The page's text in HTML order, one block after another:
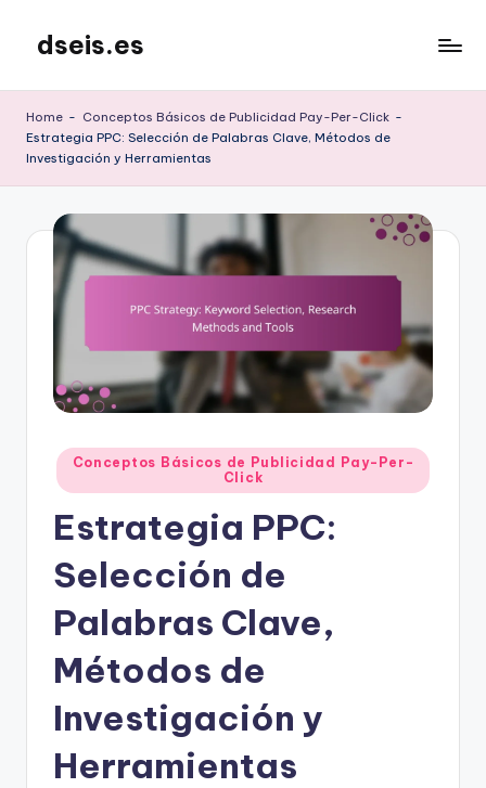
content
dseis.es
Home - Conceptos Básicos de Publicidad Pay-Per-Click -
Estrategia PPC: Selección de Palabras Clave, Métodos de
Investigación y Herramientas
Posted
in
Conceptos Básicos de Publicidad Pay-Per-
Click
Estrategia PPC:
Selección de
Palabras Clave,
Métodos de
Investigación y
Herramientas